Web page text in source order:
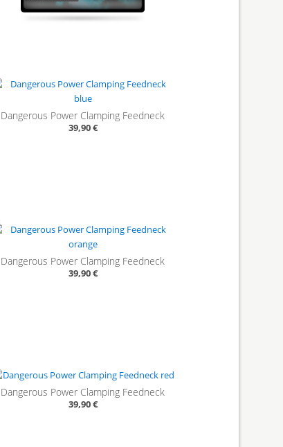
Dangerous Power Clamping Feedneck
39,90 €
Dangerous Power Clamping Feedneck
39,90 €
Dangerous Power Clamping Feedneck
39,90 €